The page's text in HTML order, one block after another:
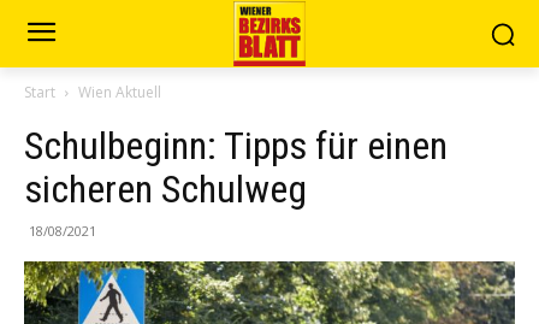
Start Wien Aktuell
Schulbeginn: Tipps für einen
sicheren Schulweg
18/08/2021